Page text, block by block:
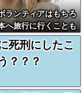
ランティアはもちろ
へ旅行に行くことも
死刑にしたこ
？？？